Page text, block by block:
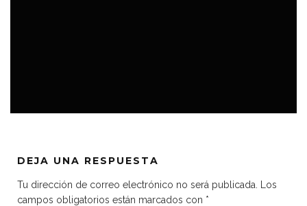
DEJA UNA RESPUESTA
Tu dirección de correo electrónico no será publicada. Los
campos obligatorios están marcados con *